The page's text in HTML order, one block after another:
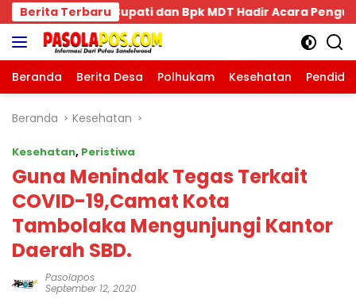
Langsung
ke
konten
Berita Terbaru
Acara Pengukuhan Keluarga Bima Dompu Tingkatkan
Beranda Berita Desa Polhukam Kesehatan
Beranda Kesehatan
Kesehatan, Peristiwa
Guna Menindak Tegas Terkait
COVID-19,Camat Kota
Tambolaka Mengunjungi Kantor
Daerah SBD.
Pasolapos
September 12, 2020